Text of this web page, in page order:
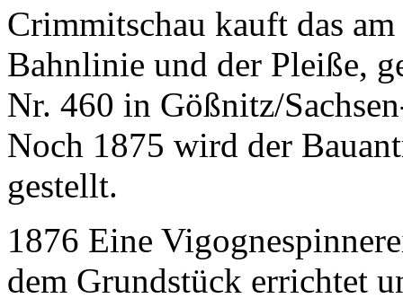
Crimmitschau kauft das
Bahnlinie und der Pleiße,
Nr. 460 in Gößnitz/
Noch 1875 wird der
gestellt.
1876 Eine
dem Grundstück errichtet